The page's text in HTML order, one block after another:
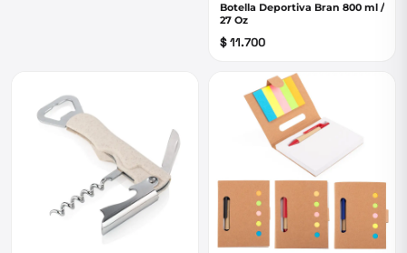
Botella Deportiva Bran 800 ml /
27 Oz
$ 11.700